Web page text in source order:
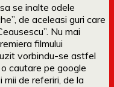
se inalte odele
de aceleasi guri care
Nu mai
filmului
vorbindu-se astfel
cautare pe google
mii de referiri, de la